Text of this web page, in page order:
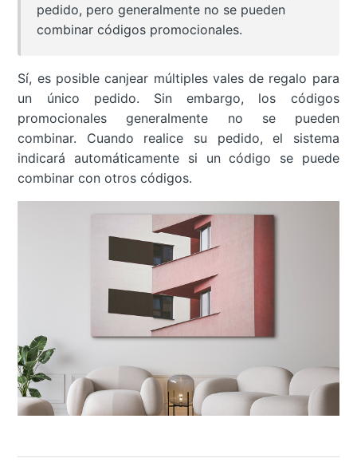
pedido, pero generalmente no se pueden
combinar códigos promocionales.
Sí, es posible canjear múltiples vales de regalo para
un único pedido. Sin embargo, los códigos
promocionales generalmente no se pueden
combinar. Cuando realice su pedido, el sistema
indicará automáticamente si un código se puede
combinar con otros códigos.